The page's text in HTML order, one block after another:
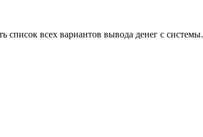
всех вариантов вывода денег с системы.